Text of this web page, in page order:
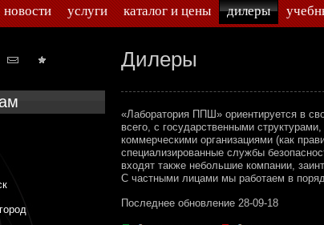
новости услуги каталог и цены дилеры
Дилеры
«Лаборатория ППШ» ориентируется в
всего, с государственными
коммерческими организациями (как
специализированные службы
входят также небольшие компании,
С частными лицами мы работаем в
Последнее обновление 28-09-18